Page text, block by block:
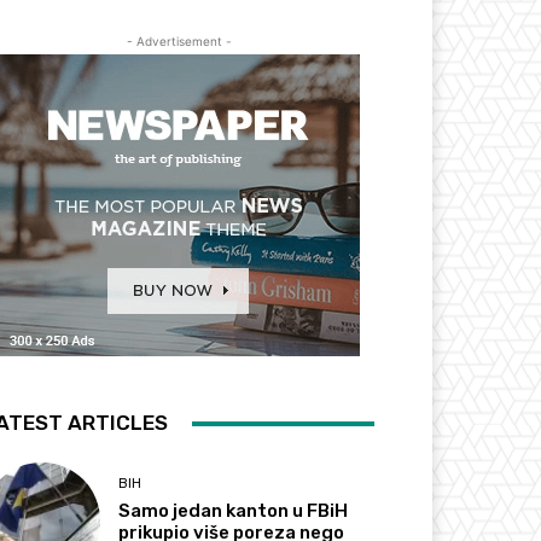
- Advertisement -
ARTICLES
BIH
Samo jedan kanton u FBiH
prikupio više poreza nego